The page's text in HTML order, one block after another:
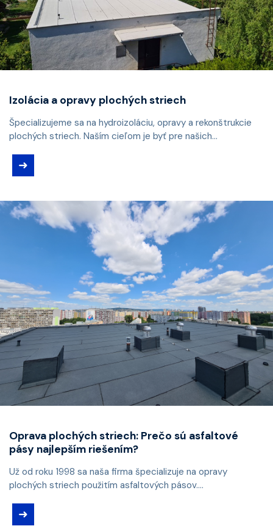
Izolácia a opravy plochých striech
Špecializujeme sa na hydroizoláciu, opravy a rekonštrukcie
plochých striech. Naším cieľom je byť pre našich...
➜
Oprava plochých striech: Prečo sú asfaltové
pásy najlepším riešením?
Už od roku 1998 sa naša firma špecializuje na opravy
plochých striech použitím asfaltových pásov....
➜